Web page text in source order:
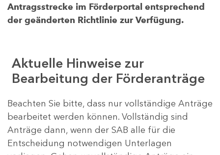
Antragsstrecke im Förderportal entsprechend
der geänderten Richtlinie zur Verfügung.
Aktuelle Hinweise zur
Bearbeitung der Förderanträge
Beachten Sie bitte, dass nur vollständige Anträge
bearbeitet werden können. Vollständig sind
Anträge dann, wenn der SAB alle für die
Entscheidung notwendigen Unterlagen